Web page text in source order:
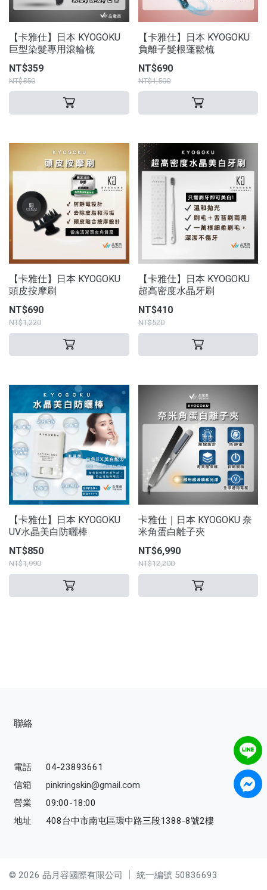
【卡雅仕】日本 KYOGOKU
巨型染髮專用滾輪梳
NT$359
NT$550
【卡雅仕】日本 KYOGOKU
負離子髮根蓬鬆梳
NT$690
NT$1,500
【卡雅仕】日本 KYOGOKU
頭皮按摩刷
NT$690
NT$1,220
【卡雅仕】日本 KYOGOKU
超高密度水晶牙刷
NT$410
NT$520
【卡雅仕】日本 KYOGOKU
UV水晶美白防曬棒
NT$850
NT$1,990
卡雅仕｜日本 KYOGOKU 奈
米角蛋白離子夾
NT$6,990
NT$12,200
聯絡
電話
04-23893661
信箱
pinkringskin@gmail.com
營業
09:00-18:00
地址
408台中市南屯區環中路三段1388-8號2樓
© 2026 品月容國際有限公司 │ 統一編號 50836693